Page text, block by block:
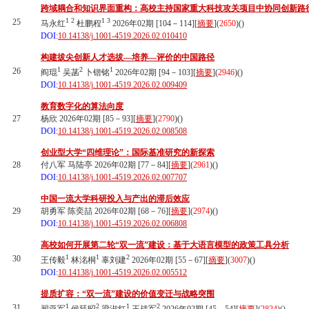
25
跨域耦合和知识界面重构：高校主持国家重大科技攻关项目中协同创新路
马永红1 2 杜鹏程1 3 2026年02期 [104－114][摘要](2650)()
DOI:10.14138/j.1001-4519.2026.02.010410
26
构建拔尖创新人才选拔—培养—评价的中国路径
阎琨1 吴菡2 卜锴铭1 2026年02期 [94－103][摘要](2946)()
DOI:10.14138/j.1001-4519.2026.02.009409
27
教育数字化的算法向度
杨欣 2026年02期 [85－93][摘要](2790)()
DOI:10.14138/j.1001-4519.2026.02.008508
28
创业型大学“四维理论”：国际基准研究的新探索
付八军 马陆亭 2026年02期 [77－84][摘要](2961)()
DOI:10.14138/j.1001-4519.2026.02.007707
29
中国一流大学科研投入与产出的滞后效应
胡勇军 陈奕喆 2026年02期 [68－76][摘要](2974)()
DOI:10.14138/j.1001-4519.2026.02.006808
30
高校如何开展第二轮“双一流”建设：基于大语言模型的政策工具分析
王传毅1 林洺桐1 辜刘建2 2026年02期 [55－67][摘要](3007)()
DOI:10.14138/j.1001-4519.2026.02.005512
提质扩容：“双一流”建设的价值变迁与战略突围
1 2 1 2